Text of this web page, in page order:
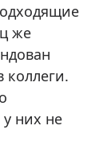
же
коллеги.
них не